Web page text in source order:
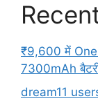
₹9,600 में
7300mAh
dream11